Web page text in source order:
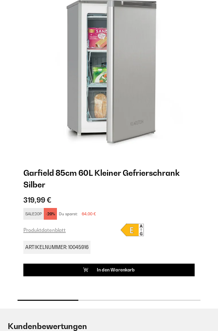
Garfield 85cm 60L Kleiner Gefrierschrank
Silber
319,99 €
SALE20P -20% Du sparst: 64,00 €
Produktdatenblatt
ARTIKELNUMMER: 10045916
In den Warenkorb
Kundenbewertungen